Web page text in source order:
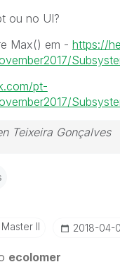
ou no UI?
Max() em - https://
pt-
Teixeira Gonçalves
II ‎2018-04-
ecolomer